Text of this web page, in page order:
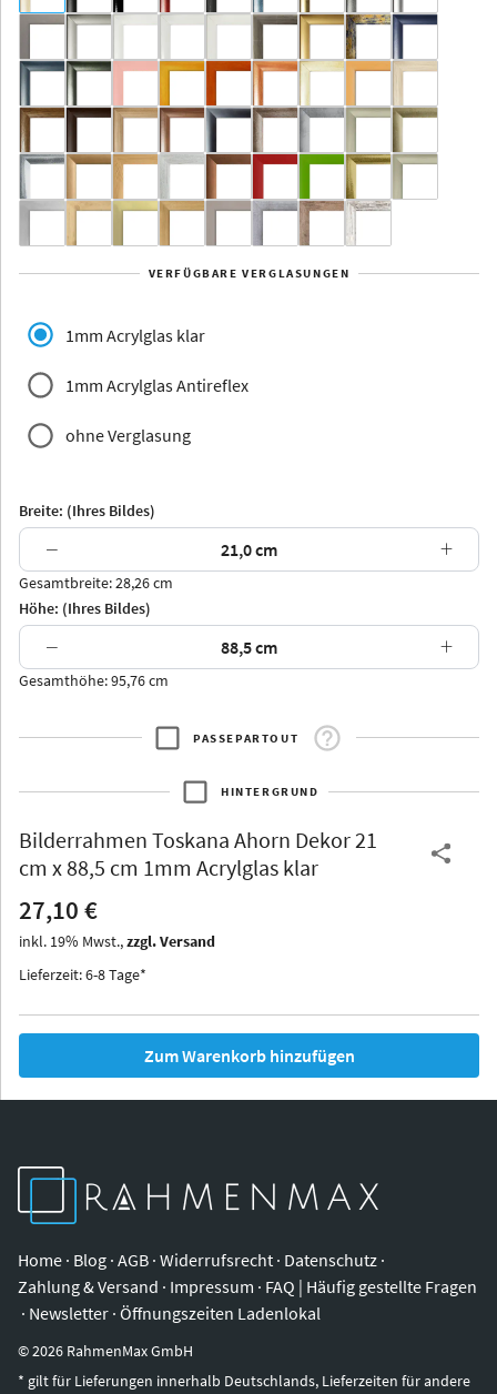
Rahmenloser
Aluminium
Yukon Alaska
Jersey Dauphine
Arran Luzern
Thurgau
Iowa
VERFÜGBARE VERGLASUNGEN
1mm Acrylglas klar
1mm Acrylglas Antireflex
ohne Verglasung
Breite: (Ihres Bildes)
− +
Gesamtbreite: 28,26 cm
Höhe: (Ihres Bildes)
− +
Gesamthöhe: 95,76 cm
PASSEPARTOUT
HINTERGRUND
Bilderrahmen Toskana Ahorn Dekor 21
cm x 88,5 cm 1mm Acrylglas klar
27,10 €
inkl. 19% Mwst.,zzgl. Versand
Lieferzeit: 6-8 Tage*
Zum Warenkorb hinzufügen
Home · Blog · AGB · Widerrufsrecht · Datenschutz ·
Zahlung & Versand · Impressum · FAQ | Häufig gestellte Fragen
· Newsletter · Öffnungszeiten Ladenlokal
©2026 RahmenMax GmbH
* gilt für Lieferungen innerhalb Deutschlands, Lieferzeiten für andere